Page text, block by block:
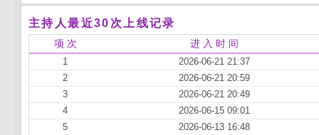
主持人最近30次上线记录
项 次 进 入 时 间
1
2026-06-21 21:37
2
2026-06-21 20:59
3
2026-06-21 20:49
4
2026-06-15 09:01
5
2026-06-13 16:48